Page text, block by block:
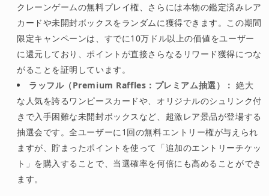
クレーンゲームの無料プレイ権、さらには本物の鑑定済みレア
カードや未開封ボックスをランダムに獲得できます。この期間
限定キャンペーンは、すでに10万ドル以上の価値をユーザー
に還元しており、ポイントが直接さらなるリワード獲得につな
がることを証明しています。
ラッフル（Premium Raffles：プレミアム抽選）： 絶大
な人気を誇るワンピースカードや、オリジナルのシュリンク付
きで入手困難な未開封ボックスなど、超激レア景品が登場する
抽選会です。全ユーザーに1回の無料エントリー権が与えられ
ますが、貯まったポイントを使って「追加のエントリーチケッ
ト」を購入することで、当選確率を何倍にも高めることができ
ます。